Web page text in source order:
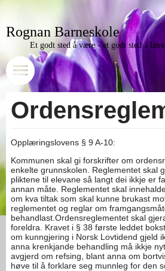
Rognan Barneskole
Et godt sted å være - et godt sted å lære
Opplæringslovens § 9 A-10:
Kommunen skal gi forskrifter om
enkelte grunnskolen. Reglementet skal
pliktene til elevane så langt dei ikkje er
annan måte. Reglementet skal
om kva tiltak som skal kunne brukast
reglementet og reglar om
behandlast.Ordensreglementet skal
foreldra. Kravet i § 38 første leddet
om kunngjering i Norsk Lovtidend gjeld
anna krenkjande behandling må ikkje
avgjerd om refsing, blant anna om
høve til å forklare seg munnleg for den